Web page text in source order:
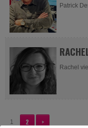
Patrick
Rachel
1 2 >